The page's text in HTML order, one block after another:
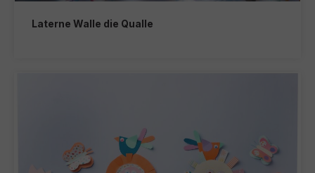
Laterne Walle die Qualle